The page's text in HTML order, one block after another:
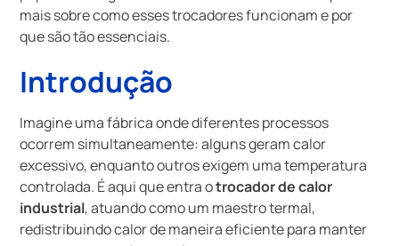
mais sobre como esses trocadores funcionam e por
que são tão essenciais.
Introdução
Imagine uma fábrica onde diferentes processos
ocorrem simultaneamente: alguns geram calor
excessivo, enquanto outros exigem uma temperatura
controlada. É aqui que entra otrocador de calor
industrial, atuando como um maestro termal,
redistribuindo calor de maneira eficiente para manter